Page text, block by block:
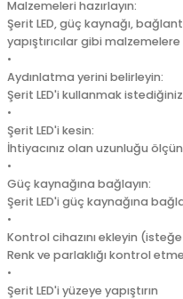
Malzemeleri hazırlayın:
Şerit LED, güç kaynağı,
yapıştırıcılar gibi
•
Aydınlatma yerini belirleyin:
Şerit LED'i kullanmak
•
Şerit LED'i kesin:
İhtiyacınız olan uzunluğu
•
Güç kaynağına bağlayın:
Şerit LED'i güç kaynağına
•
Kontrol cihazını ekleyin
Renk ve parlaklığı kontrol
•
Şerit LED'i yüzeye yapıştırın